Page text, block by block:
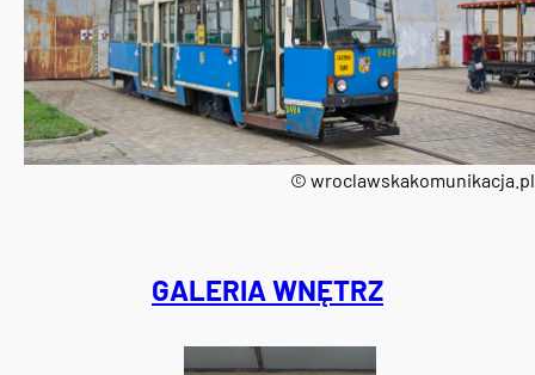
© wroclawskakomunikacja.pl
GALERIA WNĘTRZ